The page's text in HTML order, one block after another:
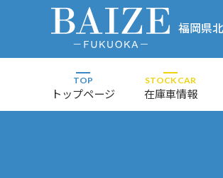
福岡県
TOP
トップページ
STOCK CAR
在庫車情報